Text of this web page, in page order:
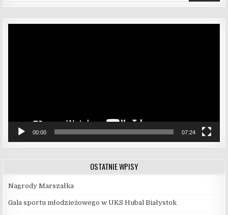
00:00 07:24
OSTATNIE WPISY
Nagrody Marszałka
Gala sportu młodzieżowego w UKS Hubal Białystok